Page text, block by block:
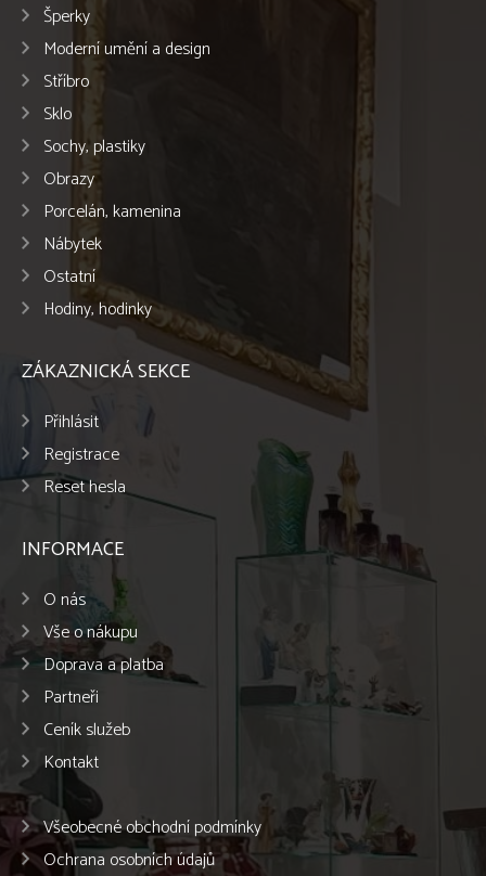
Šperky
Moderní umění a design
Stříbro
Sklo
Sochy, plastiky
Obrazy
Porcelán, kamenina
Nábytek
Ostatní
Hodiny, hodinky
ZÁKAZNICKÁ SEKCE
Přihlásit
Registrace
Reset hesla
INFORMACE
O nás
Vše o nákupu
Doprava a platba
Partneři
Ceník služeb
Kontakt
Všeobecné obchodní podmínky
Ochrana osobních údajů